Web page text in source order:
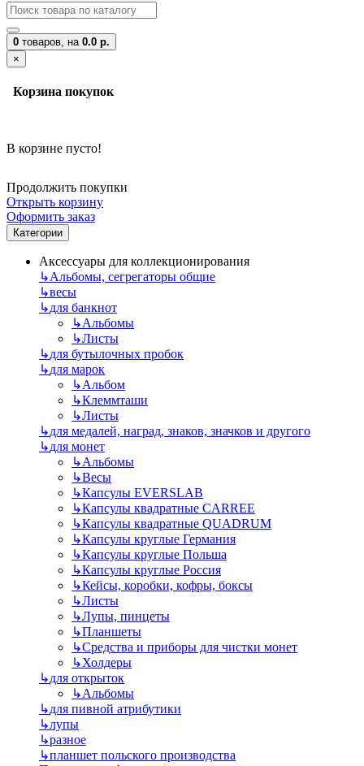
0 товаров, на 0.0 р.
×
Корзина покупок
В корзине пусто!
Продолжить покупки
Открыть корзину
Оформить заказ
Категории
Аксессуары для коллекционирования
↳Альбомы, сегрегаторы общие
↳весы
↳для банкнот
↳Альбомы
↳Листы
↳для бутылочных пробок
↳для марок
↳Альбом
↳Клеммташи
↳Листы
↳для медалей, наград, знаков, значков и другого
↳для монет
↳Альбомы
↳Весы
↳Капсулы EVERSLAB
↳Капсулы квадратные CARREE
↳Капсулы квадратные QUADRUM
↳Капсулы круглые Германия
↳Капсулы круглые Польша
↳Капсулы круглые Россия
↳Кейсы, коробки, кофры, боксы
↳Листы
↳Лупы, пинцеты
↳Планшеты
↳Средства и приборы для чистки монет
↳Холдеры
↳для открыток
↳Альбомы
↳для пивной атрибутики
↳лупы
↳разное
↳планшет польского производства